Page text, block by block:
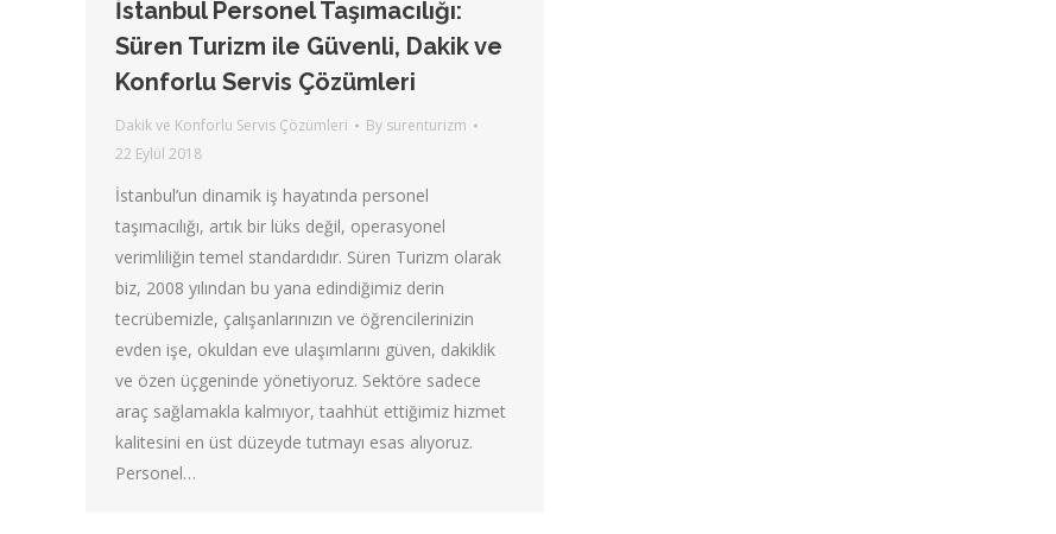
İstanbul Personel Taşımacılığı:
Süren Turizm ile Güvenli, Dakik ve
Konforlu Servis Çözümleri
Dakik ve Konforlu Servis Çözümleri By surenturizm
22 Eylül 2018
İstanbul’un dinamik iş hayatında personel
taşımacılığı, artık bir lüks değil, operasyonel
verimliliğin temel standardıdır. Süren Turizm olarak
biz, 2008 yılından bu yana edindiğimiz derin
tecrübemizle, çalışanlarınızın ve öğrencilerinizin
evden işe, okuldan eve ulaşımlarını güven, dakiklik
ve özen üçgeninde yönetiyoruz. Sektöre sadece
araç sağlamakla kalmıyor, taahhüt ettiğimiz hizmet
kalitesini en üst düzeyde tutmayı esas alıyoruz.
Personel…